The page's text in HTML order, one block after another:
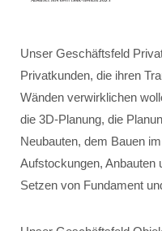
Unser Geschäftsfeld
Privatkunden, die ihren
Wänden verwirklichen
die 3D-Planung, die
Neubauten, dem Bauen
Aufstockungen, Anbauten
Setzen von Fundament